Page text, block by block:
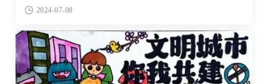
2024-07-08